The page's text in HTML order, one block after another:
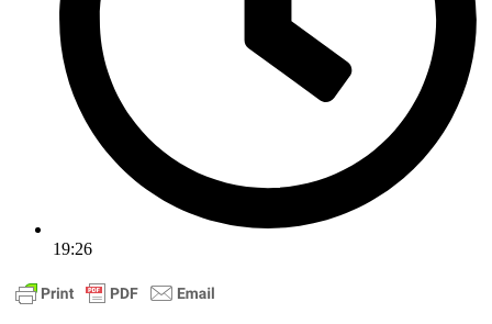
19:26